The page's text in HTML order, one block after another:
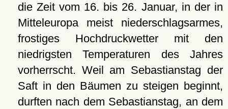
die Zeit vom 16. bis 26. Januar, in der in
Mitteleuropa meist niederschlagsarmes,
frostiges Hochdruckwetter mit den
niedrigsten Temperaturen des Jahres
vorherrscht. Weil am Sebastianstag der
Saft in den Bäumen zu steigen beginnt,
durften nach dem Sebastianstag, an dem